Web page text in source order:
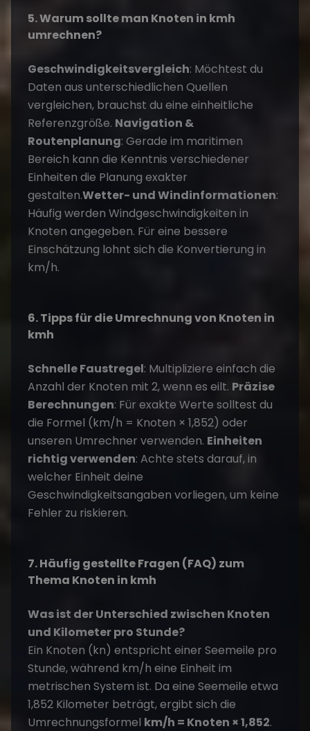
5. Warum sollte man Knoten in kmh
umrechnen?
Geschwindigkeitsvergleich: Möchtest du
Daten aus unterschiedlichen Quellen
vergleichen, brauchst du eine einheitliche
Referenzgröße. Navigation &
Routenplanung: Gerade im maritimen
Bereich kann die Kenntnis verschiedener
Einheiten die Planung exakter
gestalten.Wetter- und Windinformationen:
Häufig werden Windgeschwindigkeiten in
Knoten angegeben. Für eine bessere
Einschätzung lohnt sich die Konvertierung in
km/h.
6. Tipps für die Umrechnung von Knoten in
kmh
Schnelle Faustregel: Multipliziere einfach die
Anzahl der Knoten mit 2, wenn es eilt. Präzise
Berechnungen: Für exakte Werte solltest du
die Formel (km/h = Knoten × 1,852) oder
unseren Umrechner verwenden. Einheiten
richtig verwenden: Achte stets darauf, in
welcher Einheit deine
Geschwindigkeitsangaben vorliegen, um keine
Fehler zu riskieren.
7. Häufig gestellte Fragen (FAQ) zum
Thema Knoten in kmh
Was ist der Unterschied zwischen Knoten
und Kilometer pro Stunde?
Ein Knoten (kn) entspricht einer Seemeile pro
Stunde, während km/h eine Einheit im
metrischen System ist. Da eine Seemeile etwa
1,852 Kilometer beträgt, ergibt sich die
Umrechnungsformel km/h = Knoten × 1,852.